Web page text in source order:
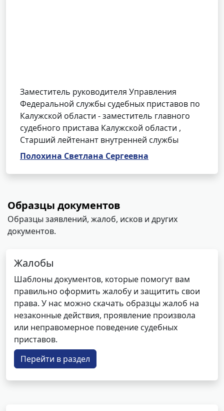
Заместитель руководителя Управления
Федеральной службы судебных приставов по
Калужской области - заместитель главного
судебного пристава Калужской области ,
Cтарший лейтенант внутренней службы
Полохина Светлана Сергеевна
Образцы документов
Образцы заявлений, жалоб, исков и других
документов.
Жалобы
Шаблоны документов, которые помогут вам
правильно оформить жалобу и защитить свои
права. У нас можно скачать образцы жалоб на
незаконные действия, проявление произвола
или неправомерное поведение судебных
приставов.
Перейти в раздел